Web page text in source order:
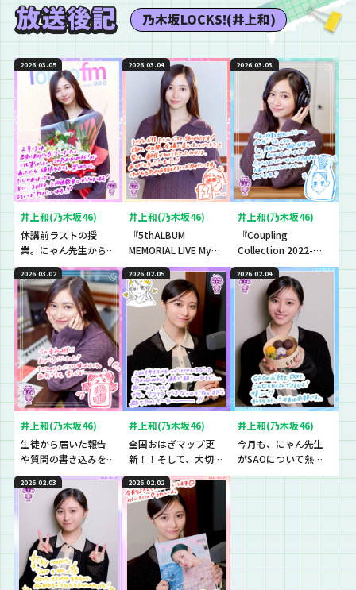
乃木坂LOCKS!(井上和)
2026.03.05
井上和(乃木坂46)
休講前ラストの授
業。にゃん先生から
生徒への思い、生徒
からにゃん先生への
思い。
2026.03.04
井上和(乃木坂46)
『5thALBUM
MEMORIAL LIVE My
respect』を振り返
り！MCは猛反
省…？？
2026.03.03
井上和(乃木坂46)
『Coupling
Collection 2022-
2025』を振り返り！
チャンチキチン♪ト
ンツクテン♪チント
ンシャン♪
2026.03.02
井上和(乃木坂46)
生徒から届いた報告
や質問の書き込みを
紹介！
2026.02.05
井上和(乃木坂46)
全国おはぎマップ更
新！！そして、大切な
お知らせも。
2026.02.04
井上和(乃木坂46)
今月も、にゃん先生
がSAOについて熱
く、熱く、熱く語り
2026.02.03 2026.02.02